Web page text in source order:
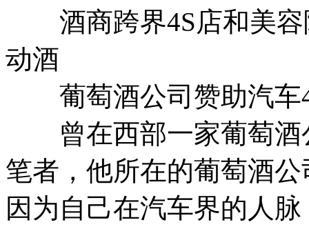
酒商跨界4S店和美容
动酒
葡萄酒公司赞助汽车
曾在西部一家葡萄酒
笔者，他所在的葡萄酒
因为自己在汽车界的人